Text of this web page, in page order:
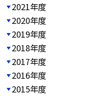
2021年度
2020年度
2019年度
2018年度
2017年度
2016年度
2015年度